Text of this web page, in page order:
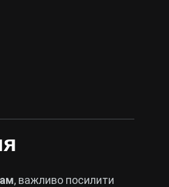
, важливо посилити